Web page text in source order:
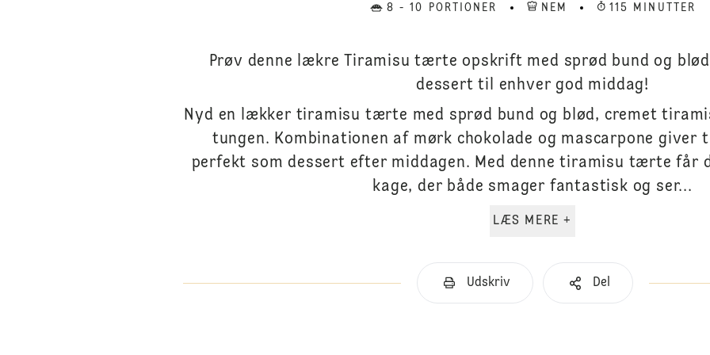
8 - 10 PORTIONER NEM 115 MINUTTER
Prøv denne lækre Tiramisu tærte opskrift med sprød bund og
dessert til enhver god middag!
Nyd en lækker tiramisu tærte med sprød bund og blød, cremet
tungen. Kombinationen af mørk chokolade og mascarpone giver
perfekt som dessert efter middagen. Med denne tiramisu tærte får
kage, der både smager fantastisk og ser...
LÆS MERE +
Udskriv Del